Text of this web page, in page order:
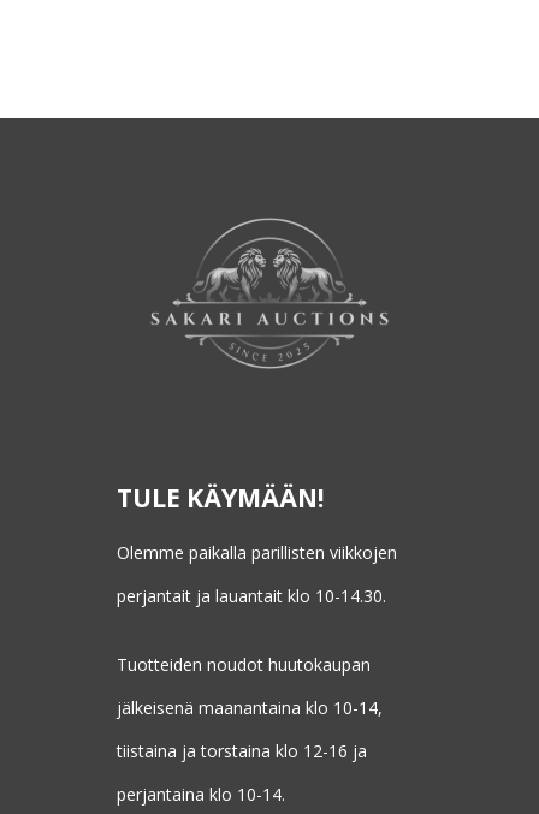
TULE KÄYMÄÄN!
Olemme paikalla parillisten viikkojen
perjantait ja lauantait klo 10-14.30.
Tuotteiden noudot huutokaupan
jälkeisenä maanantaina klo 10-14,
tiistaina ja torstaina klo 12-16 ja
perjantaina klo 10-14.